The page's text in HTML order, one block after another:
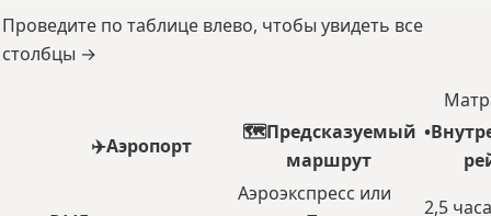
Проведите по таблице влево, чтобы увидеть все
столбцы →
✈️Аэропорт
🗺️Предсказуемый
маршрут
•
Аэроэкспресс или
2,5